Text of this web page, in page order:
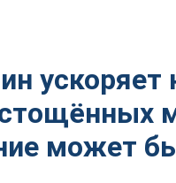
ускоряет
может